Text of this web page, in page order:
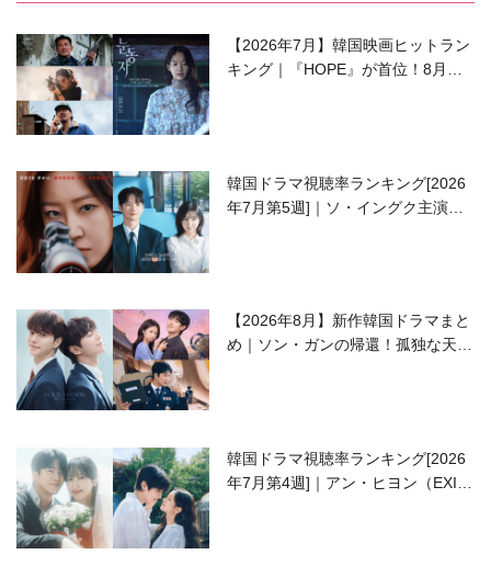
【2026年7月】韓国映画ヒットラン
キング｜『HOPE』が首位！8月公
韓国ドラマ視聴率ランキング[2026
年7月第5週]｜ソ・イングク主演の
【2026年8月】新作韓国ドラマまと
め｜ソン・ガンの帰還！孤独な天才
韓国ドラマ視聴率ランキング[2026
年7月第4週]｜アン・ヒヨン（EXID